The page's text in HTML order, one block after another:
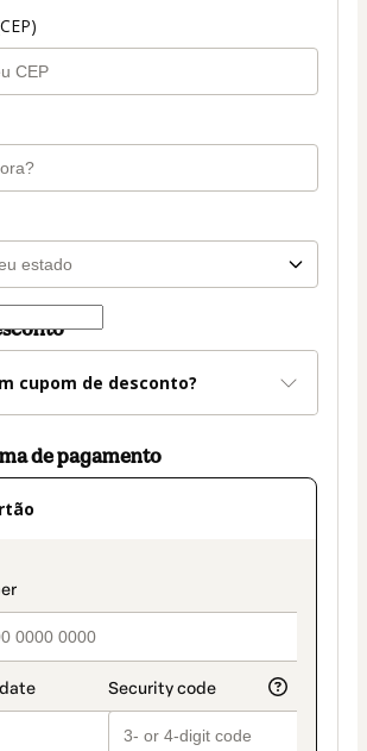
cupom de desconto?
de pagamento